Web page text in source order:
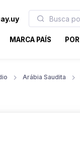
MARCA PAÍS
Arábia Saudita